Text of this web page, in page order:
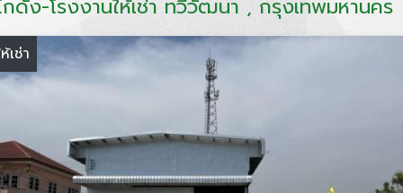
กดัง-โรงงานให้เช่า ทวีวัฒนา , กรุงเทพมหานคร
เช่า